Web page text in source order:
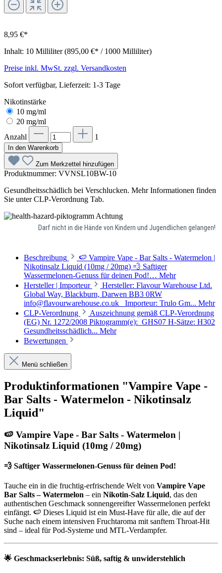
8,95 €*
Inhalt: 10 Milliliter(895,00 €* / 1000 Milliliter)
Preise inkl. MwSt. zzgl. Versandkosten
Sofort verfügbar, Lieferzeit: 1-3 Tage
Nikotinstärke
10 mg/ml
20 mg/ml
Anzahl
1
In den Warenkorb
Zum Merkzettel hinzufügen
Produktnummer: VVNSL10BW-10
Gesundheitsschädlich bei Verschlucken. Mehr Informationen finden
Sie unter CLP-Verordnung Tab.
Achtung
Darf nicht in die Hände von Kindern und Jugendlichen gelangen!
Beschreibung
🍉 Vampire Vape - Bar Salts - Watermelon |
Nikotinsalz Liquid (10mg / 20mg) 💨 Saftiger
Wassermelonen-Genuss für deinen Pod!… Mehr
Hersteller | Importeur
Hersteller: Flavour Warehouse Ltd.
Global Way, Blackburn, Darwen BB3 0RW
info@flavourwarehouse.co.uk Importeur: Trulo Gm... Mehr
CLP-Verordnung
Auszeichnung gemäß CLP-Verordnung
(EG) Nr. 1272/2008 Piktogramm(e): GHS07 H-Sätze: H302
Gesundheitsschädlich... Mehr
Bewertungen
Menü schließen
Produktinformationen "Vampire Vape -
Bar Salts - Watermelon - Nikotinsalz
Liquid"
🍉 Vampire Vape - Bar Salts - Watermelon |
Nikotinsalz Liquid (10mg / 20mg)
💨 Saftiger Wassermelonen-Genuss für deinen Pod!
Tauche ein in die fruchtig-erfrischende Welt von Vampire Vape
Bar Salts – Watermelon – ein Nikotin-Salz Liquid, das den
authentischen Geschmack sonnengereifter Wassermelonen perfekt
einfängt. 🍉 Dieses Liquid ist ein Must-Have für alle, die auf der
Suche nach einem intensiven Fruchtaroma mit sanftem Throat-Hit
sind – ideal für Pod-Systeme und MTL-Verdampfer.
🌟 Geschmackserlebnis: Süß, saftig & unwiderstehlich